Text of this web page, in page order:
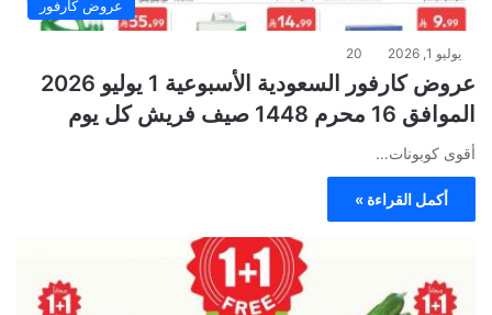
عروض كارفور
يوليو 1, 2026 20
عروض كارفور السعودية الأسبوعية 1 يوليو 2026
الموافق 16 محرم 1448 صيف فريش كل يوم
أقوى كوبونات…
أكمل القراءة »